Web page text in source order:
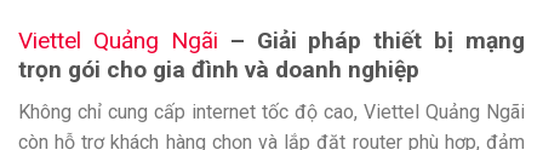
Viettel Quảng Ngãi – Giải pháp thiết bị mạng
trọn gói cho gia đình và doanh nghiệp
Không chỉ cung cấp internet tốc độ cao, Viettel Quảng Ngãi
còn hỗ trợ khách hàng chọn và lắp đặt router phù hợp, đảm